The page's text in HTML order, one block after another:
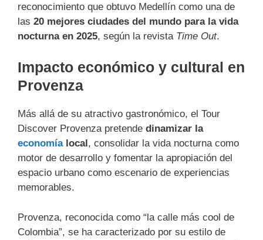
reconocimiento que obtuvo Medellín como una de
las 20 mejores ciudades del mundo para la vida
nocturna en 2025, según la revista Time Out.
Impacto económico y cultural en
Provenza
Más allá de su atractivo gastronómico, el Tour
Discover Provenza pretende dinamizar la
economíalocal , consolidar la vida nocturna como
motor de desarrollo y fomentar la apropiación del
espacio urbano como escenario de experiencias
memorables.
Provenza, reconocida como “la calle más cool de
Colombia”, se ha caracterizado por su estilo de